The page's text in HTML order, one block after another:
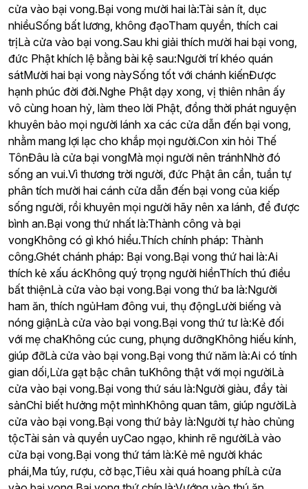
cửa vào bại vong.Bại vong mười hai là:Tài sản ít, dục
nhiềuSống bất lương, không đạoTham quyền, thích cai
trịLà cửa vào bại vong.Sau khi giải thích mười hai bại vong,
đức Phật khích lệ bằng bài kệ sau:Người trí khéo quán
sátMười hai bại vong nàySống tốt với chánh kiếnĐược
hạnh phúc đời đời.Nghe Phật dạy xong, vị thiên nhân ấy
vô cùng hoan hỷ, làm theo lời Phật, đồng thời phát nguyện
khuyên bảo mọi người lánh xa các cửa dẫn đến bại vong,
nhằm mang lợi lạc cho khắp mọi người.Con xin hỏi Thế
TônĐâu là cửa bại vongMà mọi người nên tránhNhờ đó
sống an vui.Vì thương trời người, đức Phật ân cần, tuần tự
phân tích mười hai cánh cửa dẫn đến bại vong của kiếp
sống người, rồi khuyên mọi người hãy nên xa lánh, để được
bình an.Bại vong thứ nhất là:Thành công và bại
vongKhông có gì khó hiểu.Thích chính pháp: Thành
công.Ghét chánh pháp: Bại vong.Bại vong thứ hai là:Ai
thích kẻ xấu ácKhông quý trọng người hiềnThích thú điều
bất thiệnLà cửa vào bại vong.Bại vong thứ ba là:Người
ham ăn, thích ngủHam đông vui, thụ độngLười biếng và
nóng giậnLà cửa vào bại vong.Bại vong thứ tư là:Kẻ đối
với mẹ chaKhông cúc cung, phụng dưỡngKhông hiếu kính,
giúp đỡLà cửa vào bại vong.Bại vong thứ năm là:Ai có tính
gian dối,Lừa gạt bậc chân tuKhông thật với mọi ngườiLà
cửa vào bại vong.Bại vong thứ sáu là:Người giàu, đầy tài
sảnChỉ biết hưởng một mìnhKhông quan tâm, giúp ngườiLà
cửa vào bại vong.Bại vong thứ bảy là:Người tự hào chủng
tộcTài sản và quyền uyCao ngạo, khinh rẽ ngườiLà vào
cửa bại vong.Bại vong thứ tám là:Kẻ mê người khác
phái,Ma túy, rượu, cờ bạc,Tiêu xài quá hoang phíLà cửa